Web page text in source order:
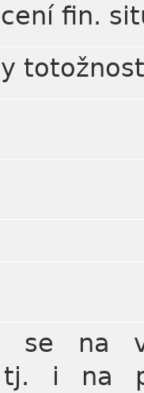
fin.
se na
tj. i na